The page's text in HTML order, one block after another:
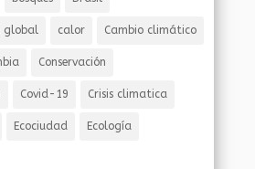
global calor Cambio climático
Conservación
Covid-19 Crisis climatica
Ecociudad Ecología